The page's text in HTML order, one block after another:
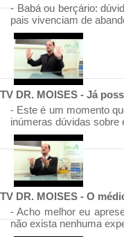
- Babá ou berçário:
pais vivenciam de
TV DR. MOISES - Já
- Este é um momento
inúmeras dúvidas sobre
TV DR. MOISES - O
- Acho melhor eu
não exista nenhuma